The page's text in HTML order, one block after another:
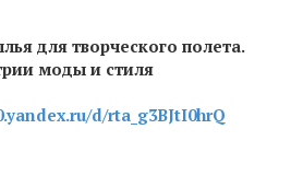
для творческого полета.
моды и стиля
d/rta_g3BJtI0hrQ